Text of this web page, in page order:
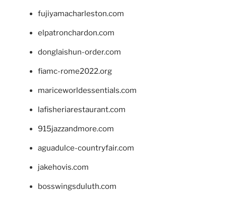
fujiyamacharleston.com
elpatronchardon.com
donglaishun-order.com
fiamc-rome2022.org
mariceworldessentials.com
lafisheriarestaurant.com
915jazzandmore.com
aguadulce-countryfair.com
jakehovis.com
bosswingsduluth.com